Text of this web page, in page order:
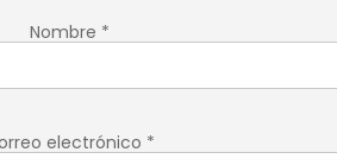
Nombre *
electrónico *